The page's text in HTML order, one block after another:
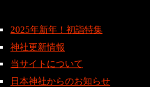
2025年新年！初詣特集
神社更新情報
当サイトについて
日本神社からのお知らせ